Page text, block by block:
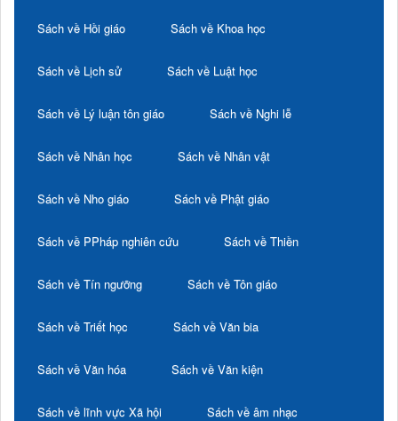
Sách về Hồi giáo Sách về Khoa học
Sách về Lịch sử Sách về Luật học
Sách về Lý luận tôn giáo Sách về Nghi lễ
Sách về Nhân học Sách về Nhân vật
Sách về Nho giáo Sách về Phật giáo
Sách về PPháp nghiên cứu Sách về Thiền
Sách về Tín ngưỡng Sách về Tôn giáo
Sách về Triết học Sách về Văn bia
Sách về Văn hóa Sách về Văn kiện
Sách về lĩnh vực Xã hội Sách về âm nhạc